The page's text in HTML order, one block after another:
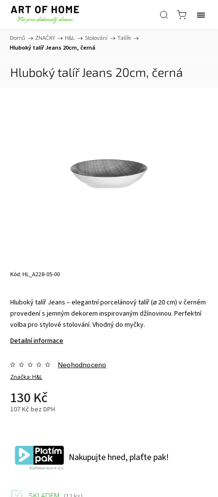
Domů / ZNAČKY / H&L / Stolování / Talíře /
Hluboký talíř Jeans 20cm, černá
Hluboký talíř Jeans 20cm, černá
Kód:HL_A228-05-00
Hluboký talíř Jeans – elegantní porcelánový talíř (⌀ 20 cm) v černém
provedení s jemným dekorem inspirovaným džínovinou. Perfektní
volba pro stylové stolování. Vhodný do myčky.
Detailní informace
Značka:H&L
Neohodnoceno
130 Kč
107 Kč bez DPH
Nakupujte hned, plaťte pak!